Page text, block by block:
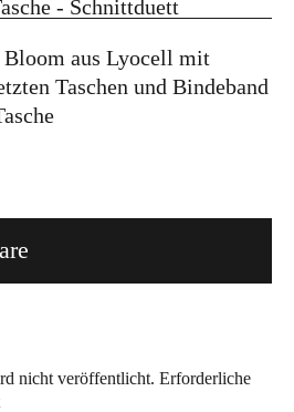
Schnittanpassung
und Good
PinterestTweed
Rapantinchen
aus Lyocell mit
Taschen und Bindeband
nicht veröffentlicht. Erforderliche